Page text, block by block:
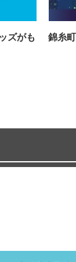
ズがも
錦糸